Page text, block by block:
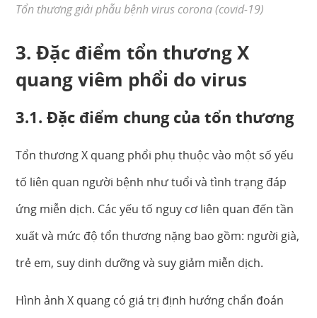
Tổn thương giải phẫu bệnh virus corona (covid-19)
3. Đặc điểm tổn thương X
quang viêm phổi do virus
3.1. Đặc điểm chung của tổn thương
Tổn thương X quang phổi phụ thuộc vào một số yếu
tố liên quan người bệnh như tuổi và tình trạng đáp
ứng miễn dịch. Các yếu tố nguy cơ liên quan đến tần
xuất và mức độ tổn thương nặng bao gồm: người già,
trẻ em, suy dinh dưỡng và suy giảm miễn dịch.
Hình ảnh X quang có giá trị định hướng chẩn đoán